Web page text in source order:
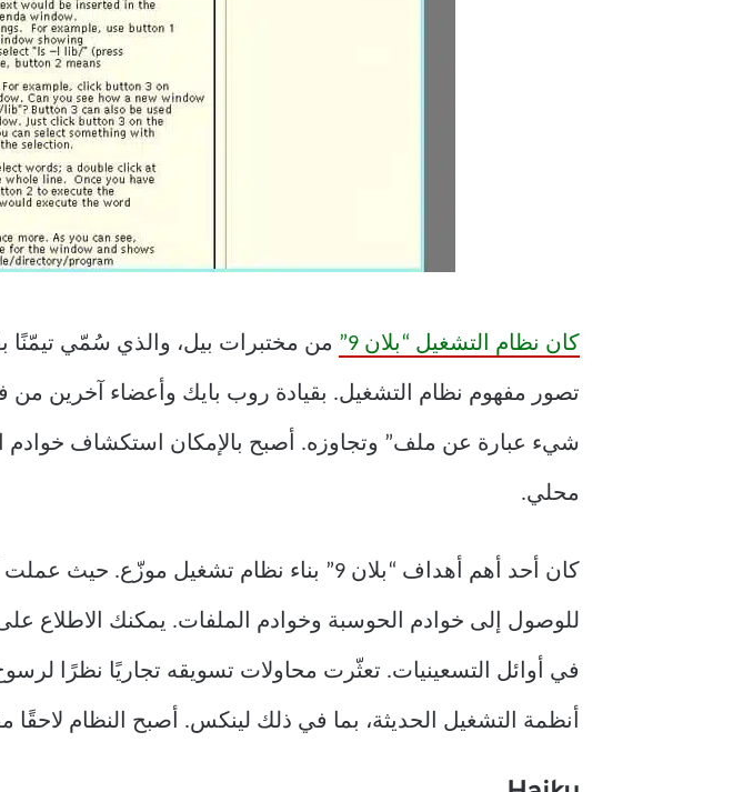
كان نظام التشغيل “بلان 9”
شيء عبارة عن ملف” وتجاوزه. أصبح بالإمكان استكشاف خوادم
محلي.
كان أحد أهم أهداف “بلان 9” بناء نظام
للوصول إلى خوادم الحوسبة وخوادم الملفات. يمكنك الاطلاع
في أوائل التسعينيات. تعثّرت محاولات تسويقه تجاريًا نظرًا
أنظمة التشغيل الحديثة، بما في ذلك لينكس. أصبح النظام لاحقًا